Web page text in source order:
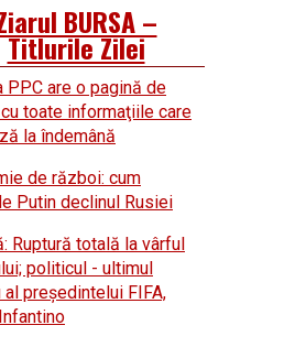
BURSA –
Titlurile Zilei
PPC are o pagină de
cu toate informaţiile care
la îndemână
de război: cum
Putin declinul Rusiei
Ruptură totală la vârful
politicul - ultimul
preşedintelui FIFA,